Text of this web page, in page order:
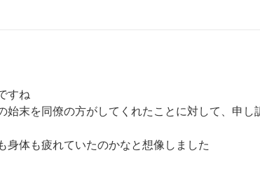
すね
始末を同僚の方がしてくれたことに対して、申
身体も疲れていたのかなと想像しました